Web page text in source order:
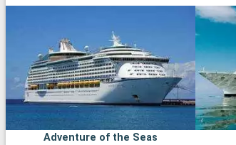
Adventure of the Seas